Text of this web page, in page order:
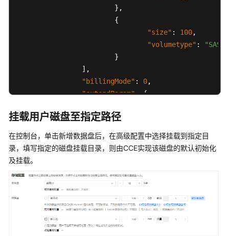
节
规
说
明
建
} ,
{
"size" : 100,
"volumetype" :
"SAS"
}
] ,
"billingMode" : 0,
"extendParam": {
},
},
"rootVolume"
"size" : 50,
"volumetype"
},
挂载用户磁盘至指定路径
在控制台，单击新增数据盘后，在高级配置中选择挂载到指定目
录，填写指定的磁盘挂载目录，则由CCE实现该磁盘的默认初始化
及挂载。